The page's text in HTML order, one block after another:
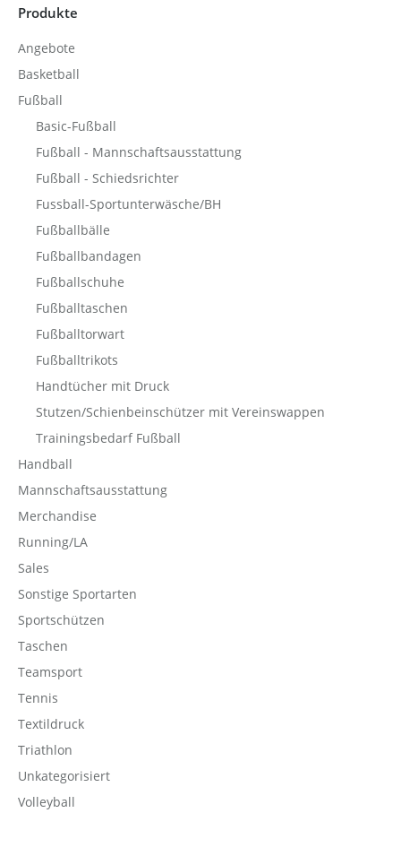
Produkte
Angebote
Basketball
Fußball
Basic-Fußball
Fußball - Mannschaftsausstattung
Fußball - Schiedsrichter
Fussball-Sportunterwäsche/BH
Fußballbälle
Fußballbandagen
Fußballschuhe
Fußballtaschen
Fußballtorwart
Fußballtrikots
Handtücher mit Druck
Stutzen/Schienbeinschützer mit Vereinswappen
Trainingsbedarf Fußball
Handball
Mannschaftsausstattung
Merchandise
Running/LA
Sales
Sonstige Sportarten
Sportschützen
Taschen
Teamsport
Tennis
Textildruck
Triathlon
Unkategorisiert
Volleyball